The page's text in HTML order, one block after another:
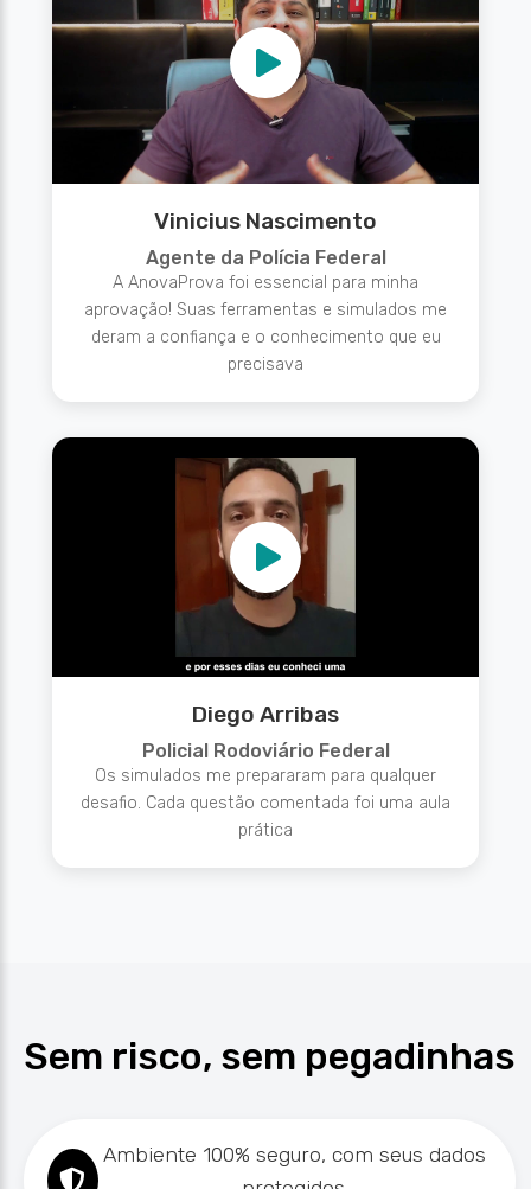
Vinicius Nascimento
Agente da Polícia Federal
A AnovaProva foi essencial para minha
aprovação! Suas ferramentas e simulados me
deram a confiança e o conhecimento que eu
precisava
Diego Arribas
Policial Rodoviário Federal
Os simulados me prepararam para qualquer
desafio. Cada questão comentada foi uma aula
prática
Sem risco, sem pegadinhas
Ambiente 100% seguro, com seus dados